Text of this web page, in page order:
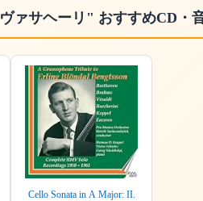
ァサヘーリ" おすすめCD・
Cello Sonata in A Major: II.